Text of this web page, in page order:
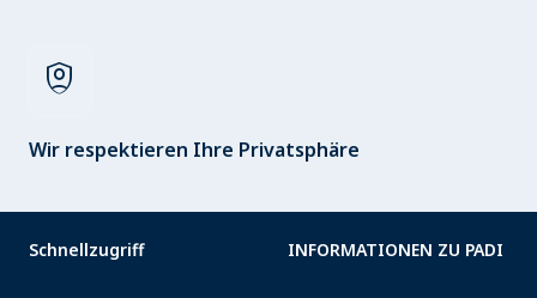
shield_person
Wir respektieren Ihre Privatsphäre
Schnellzugriff INFORMATIONEN ZU PADI